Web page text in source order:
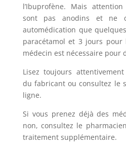
l’Ibuprofène. Mais
sont pas anodins et ne
automédication que
paracétamol et 3 jours pour
médecin est nécessaire pour
Lisez toujours
du fabricant ou consultez le
ligne.
Si vous prenez déjà des
non, consultez le
traitement supplémentaire.